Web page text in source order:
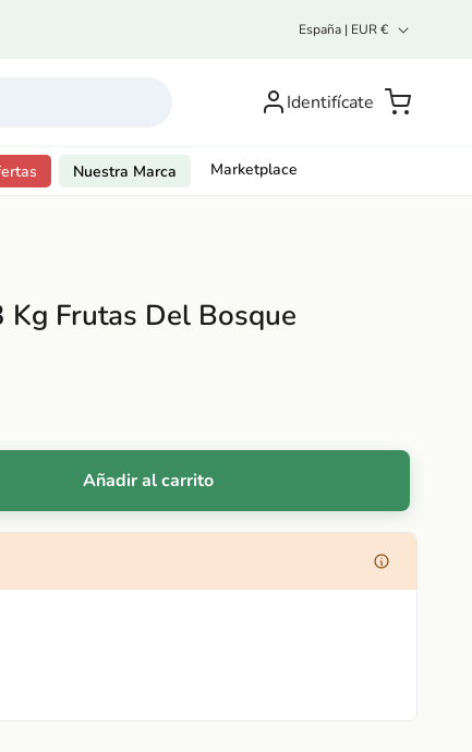
/
g
España | EUR €
Identifícate
sesión o
Carrito
Nuestra Marca Marketplace
Frutas Del Bosque
Añadir al carrito